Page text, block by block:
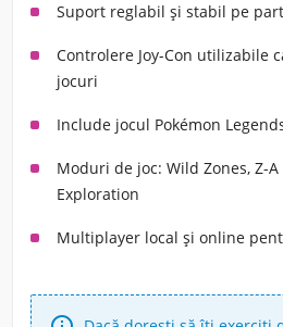
Suport reglabil și stabil pe
Controlere Joy-Con utilizabile
jocuri
Include jocul Pokémon
Moduri de joc: Wild Zones, Z-A
Exploration
Multiplayer local și online